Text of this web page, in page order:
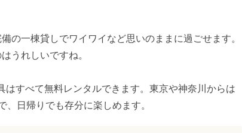
の一棟貸しでワイワイなど思いのままに過ごせます。
うれしいですね。
はすべて無料レンタルできます。東京や神奈川からは
日帰りでも存分に楽しめます。